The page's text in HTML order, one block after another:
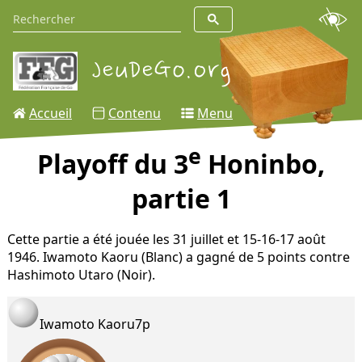
Accueil Contenu Menu
Playoff du 3e Honinbo,
partie 1
Cette partie a été jouée les 31 juillet et 15-16-17 août
1946. Iwamoto Kaoru (Blanc) a gagné de 5 points contre
Hashimoto Utaro (Noir).
Iwamoto Kaoru7p